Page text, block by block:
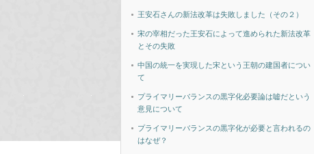
王安石さんの新法改革は失敗しました（その２）
宋の宰相だった王安石によって進められた新法改革
とその失敗
中国の統一を実現した宋という王朝の建国者につい
て
プライマリーバランスの黒字化必要論は嘘だという
意見について
プライマリーバランスの黒字化が必要と言われるの
はなぜ？